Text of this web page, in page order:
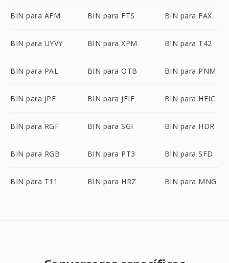
BIN para AFM BIN para FTS BIN para FAX
BIN para UYVY BIN para XPM BIN para T42
BIN para PAL BIN para OTB BIN para PNM
BIN para JPE BIN para JFIF BIN para HEIC
BIN para RGF BIN para SGI BIN para HDR
BIN para RGB BIN para PT3 BIN para SFD
BIN para T11 BIN para HRZ BIN para MNG